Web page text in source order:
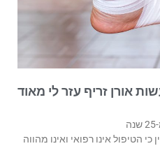
אורן זריף עזר לי מאוד
הטיפול אינו רפואי ואינו מהווה